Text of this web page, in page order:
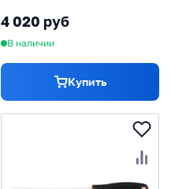
4 020 руб
В наличии
Купить